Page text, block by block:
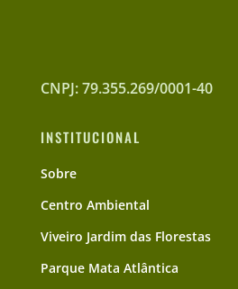
CNPJ: 79.355.269/0001-40
INSTITUCIONAL
Sobre
Centro Ambiental
Viveiro Jardim das Florestas
Parque Mata Atlântica